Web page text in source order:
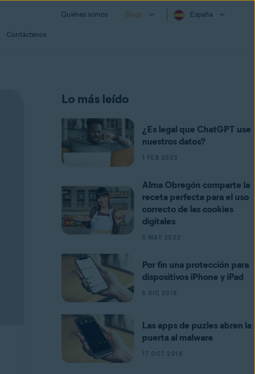
Quiénes somos Blogs España
Contáctenos
Lo más leído
¿Es legal que ChatGPT use
nuestros datos?
1 FEB 2023
Alma Obregón comparte la
receta perfecta para el uso
correcto de las cookies
digitales
5 MAY 2022
Por fin una protección para
dispositivos iPhone y iPad
6 DIC 2018
Las apps de puzles abren la
puerta al malware
17 OCT 2018